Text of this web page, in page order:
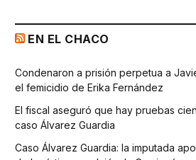
EN EL CHACO
Condenaron a prisión perpetua a
el femicidio de Erika Fernández
El fiscal aseguró que hay pruebas
caso Álvarez Guardia
Caso Álvarez Guardia: la imputada